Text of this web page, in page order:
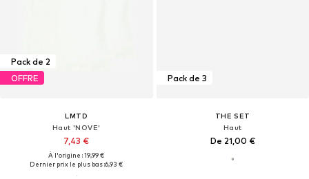
Pack de 2
OFFRE
LMTD
Haut 'NOVE'
7,43 €
À l'origine : 19,99 €
Dernier prix le plus bas :6,93 €
Pack de 3
THE SET
Haut
De 21,00 €